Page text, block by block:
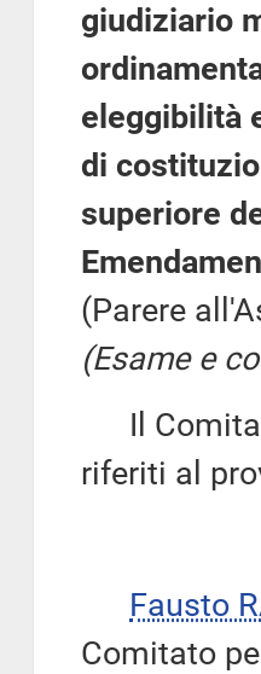
giudiziario
eleggibilità
di
superiore
(Parere
(Esame e
Il
riferiti al
Fausto
Comitato